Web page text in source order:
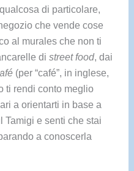
di particolare,
che vende cose
al murales che non ti
di street food, dai
(per “café”, in inglese,
ti rendi conto meglio
a orientarti in base a
Tamigi e senti che stai
a conoscerla